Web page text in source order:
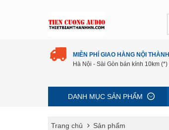
MIỄN PHÍ GIAO HÀNG NỘI THÀNH
Hà Nội - Sài Gòn bán kính 10km (*)
DANH MỤC SẢN PHẨM
Trang chủ Sản phẩm